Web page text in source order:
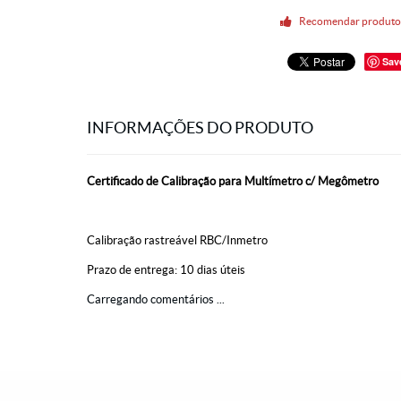
Recomendar produto
INFORMAÇÕES DO PRODUTO
Certificado de Calibração para Multímetro c/ Megômetro
Calibração rastreável RBC/Inmetro
Prazo de entrega: 10 dias úteis
Carregando comentários ...